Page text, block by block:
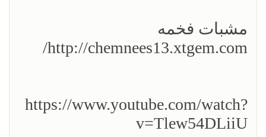
مشبات فخمه
http://chemnees13.xtgem.com/
https://www.youtube.com/watch?
v=Tlew54DLiiU